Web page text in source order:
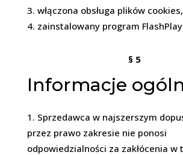
włączona obsługa plików
zainstalowany program
§ 5
Informacje
Sprzedawca w najszerszym
przez prawo zakresie nie ponosi
odpowiedzialności za zakłócenia w